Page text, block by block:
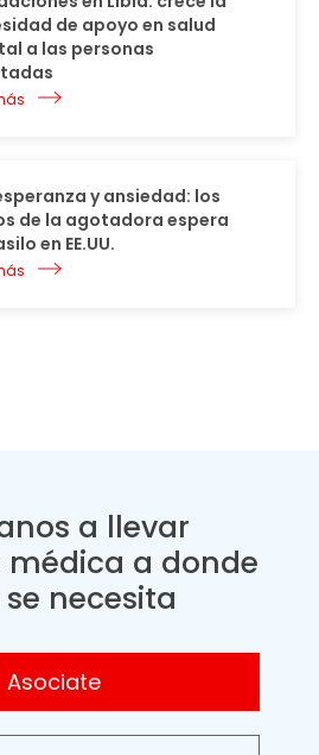
de apoyo en salud
a las personas
y ansiedad: los
de la agotadora espera
en EE.UU.
a llevar
médica a donde
necesita
Asociate